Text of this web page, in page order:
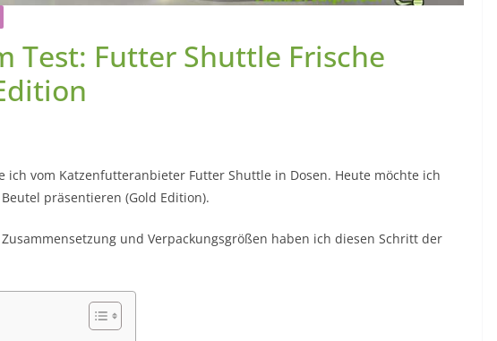
Test: Futter Shuttle Frische
ich vom Katzenfutteranbieter Futter Shuttle in Dosen. Heute möchte ich
präsentieren (Gold Edition).
und Verpackungsgrößen haben ich diesen Schritt der